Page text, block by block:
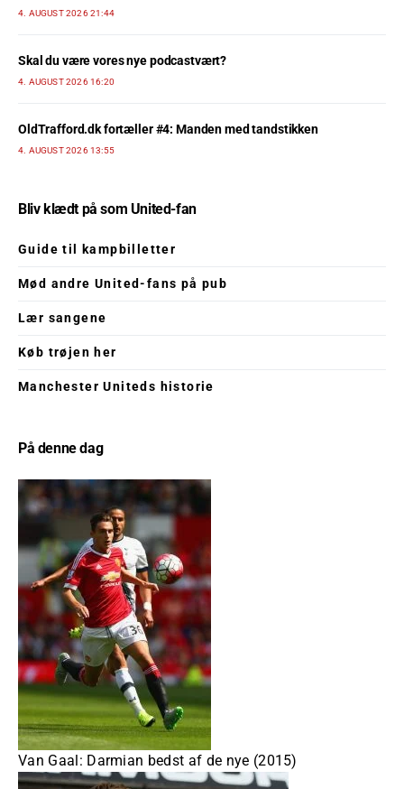
4. AUGUST 2026 21:44
Skal du være vores nye podcastvært?
4. AUGUST 2026 16:20
OldTrafford.dk fortæller #4: Manden med tandstikken
4. AUGUST 2026 13:55
Bliv klædt på som United-fan
Guide til kampbilletter
Mød andre United-fans på pub
Lær sangene
Køb trøjen her
Manchester Uniteds historie
På denne dag
Van Gaal: Darmian bedst af de nye (2015)